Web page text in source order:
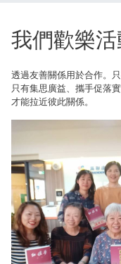
我們歡樂
透過友善關係用於合作。
只有集思廣益、攜手促落
才能拉近彼此關係。